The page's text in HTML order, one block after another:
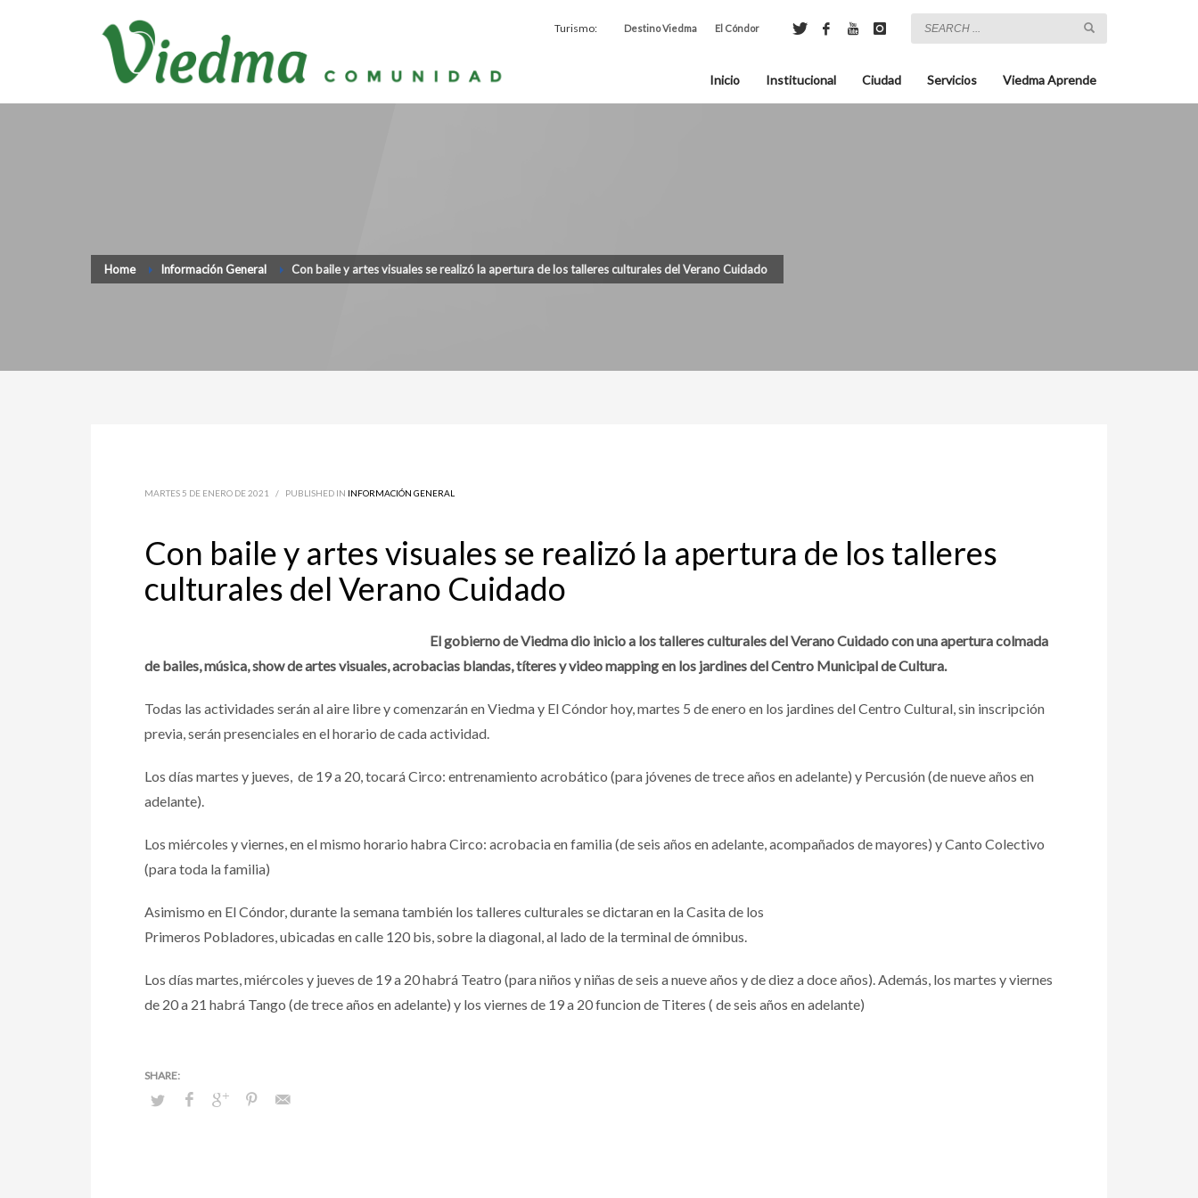
Turismo: Destino Viedma El Cóndor
Inicio Institucional Ciudad Servicios Viedma Aprende
Home Información General Con baile y artes visuales se realizó la apertura de los talleres culturales del Verano Cuidado
MARTES 5 DE ENERO DE 2021 / PUBLISHED IN INFORMACIÓN GENERAL
Con baile y artes visuales se realizó la apertura de los talleres
culturales del Verano Cuidado
El gobierno de Viedma dio inicio a los talleres culturales del Verano Cuidado con una apertura colmada
de bailes, música, show de artes visuales, acrobacias blandas, títeres y video mapping en los jardines del Centro Municipal de Cultura.
Todas las actividades serán al aire libre y comenzarán en Viedma y El Cóndor hoy, martes 5 de enero en los jardines del Centro Cultural, sin inscripción
previa, serán presenciales en el horario de cada actividad.
Los días martes y jueves, de 19 a 20, tocará Circo: entrenamiento acrobático (para jóvenes de trece años en adelante) y Percusión (de nueve años en
adelante).
Los miércoles y viernes, en el mismo horario habra Circo: acrobacia en familia (de seis años en adelante, acompañados de mayores) y Canto Colectivo
(para toda la familia)
Asimismo en El Cóndor, durante la semana también los talleres culturales se dictaran en la Casita de los
Primeros Pobladores, ubicadas en calle 120 bis, sobre la diagonal, al lado de la terminal de ómnibus.
Los días martes, miércoles y jueves de 19 a 20 habrá Teatro (para niños y niñas de seis a nueve años y de diez a doce años). Además, los martes y viernes
de 20 a 21 habrá Tango (de trece años en adelante) y los viernes de 19 a 20 funcion de Titeres ( de seis años en adelante)